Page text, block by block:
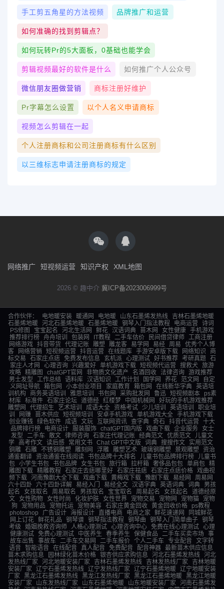
手工剪五角星的方法视频 品牌推广和运营
如何准确的找到剪辑点？
如何玩转pr的5大面板，0基础也能学会
剪辑视频最好的软件是什么 如何推广个人公众号
微信朋友圈做营销 商标注册好维护
Pr字幕怎么设置 以个人名义申请商标
视频怎么剪辑在一起
个人注册商标和公司注册商标有什么区别
以三维标志申请注册商标的规定
网络推广 短视频运营 知识产权 XML地图
2026 © 趣中介 冀ICP备2023006999号
合作伙伴： 电地暖安装 暖通网 电地暖 山东石墨烯发热线
吉林石墨烯地暖
石墨烯地暖
河北石墨烯地暖 石墨烯地暖 钢琴入门指法教程 电商运营
诗词
PS修图
宝宝起名 河北生活网 鲜花 汉语词典 苗木网 女性健康 手机游戏
推荐排行榜
舟舟培训 包装网 IT教程 二手车估价 民间借贷律师
工商注册
网络游戏 抖音带货 代理记账 雕塑 雕龙客 易学网 易经 周易
优秀个人博
客
网络营销 短视频运营 抖音运营 在线题库 手游安卓版下载 网络知识
商
标交易
石家庄点痣 免费发布信息 玄机派 心理测试 好书推荐 考研真题 石
家庄人才网
心理咨询 兴趣爱好 单机游戏下载 短视频代运营 搜救犬 旅游
攻略 精雕图 chatGPT官网 非物质文化遗产 名酒回收 法律咨询 游戏推荐
男士发型
工作总结 语料库 汉语知识 工作计划 国学网 养花 范文网
自定
义网址导航 箱包网 小本创业项目 家庭教育 箱包网 在线新华字典 英语培
训机构
商务英语培训 雅思培训 书包网 采购批发网 鲁迅 短视频剧本
ps素
材库
标准件 石家庄论坛 道德经 红楼梦 中国机械网
好玩的手机游戏推荐
雕塑网
代理招生 艺术培训 成语大全 资格考试 少儿培训 英语培训
职业培
训
网赚 苗木供应 短视频培训 安卓手机游戏 单机游戏大全
手机游戏下载
创业赚钱
绿色软件 成语 文玩 互联网资讯 查字典 奇石 抖音代运营 十大
品牌排行榜
电商设计 服装服饰 chatGPT国内版 戏曲下载 企业服务
女士
发型
二手车 散文 律师咨询 石家庄代理记账 经典范文 优质范文
儿童文
学 高考作文 读后感 常用文书 Chat GPT中文版 词典 搜搜作文
实用范文
铜雕 石雕 不锈钢雕塑 雕刻网 浮雕 雕塑艺术 玻璃钢雕塑 景观雕塑
资治
通鉴翻译
资治通鉴在线阅读 书包品牌十大排名 儿童书包品牌排行榜
儿童书
包 小学生书包 书包品牌 女生书包 旅行箱 拉杆箱 奢侈品包包 单肩包 精
雕图下载 精雕教程 石家庄去痣哪里好 石家庄祛痣 石家庄点痣价格 戏曲视
频下载
河南豫剧大全下载 戏曲下载 黄梅戏下载 豫剧下载 易经网
周易网
六十四卦
六十四卦详解 易经入门 易经全文 汉语字典 英语词典 词典
男孩
起名
女孩取名 周易取名 男孩取名 宝宝取名 周易起名 女孩起名
道德经原
文 女性购物 女性时尚 化妆护肤 女性世界 宠物交易 宠物网 宠物猫
宠物
狗
宠物用品 宠物托运 宠物美容 石家庄黄金回收 黄金回收价格
ps教程
photoshop
广告设计 海报设计 直播电商 电商之家 鲜花速递网
同城鲜花
网上订花 鲜花礼品 钢琴谱 钢琴指法教程 钢琴曲 钢琴入门简单曲子 钢琴
考级
婚姻挽救咨询师 人格心理测试 心理咨询中心 免费在线心理测试 心理
健康测试
免费心理测试 中医养生 春季养生 保健食品 二手车买卖市场
事
故车出售
事故车 二手车交易网 二手车报价 个人二手车 专业配音 文字转
语音
智能语音 在线配音 真人配音 免费配音 配音神器
最新苗木供应信息
苗木求购信息
园林绿化苗木价格 银杏供应求购信息 河北石墨烯发热线
河北
发热线厂家
河北地暖安装厂家 吉林石墨烯发热线 吉林发热线厂家
吉林地暖
安装厂家
辽宁石墨烯发热线 辽宁发热线厂家 辽宁石墨烯地暖 辽宁地暖安装
厂家
黑龙江石墨烯发热线 黑龙江发热线厂家 黑龙江石墨烯地暖 黑龙江地暖
安装厂家
山东发热线厂家 山东石墨烯地暖 山东地暖安装厂家
河南石墨烯发